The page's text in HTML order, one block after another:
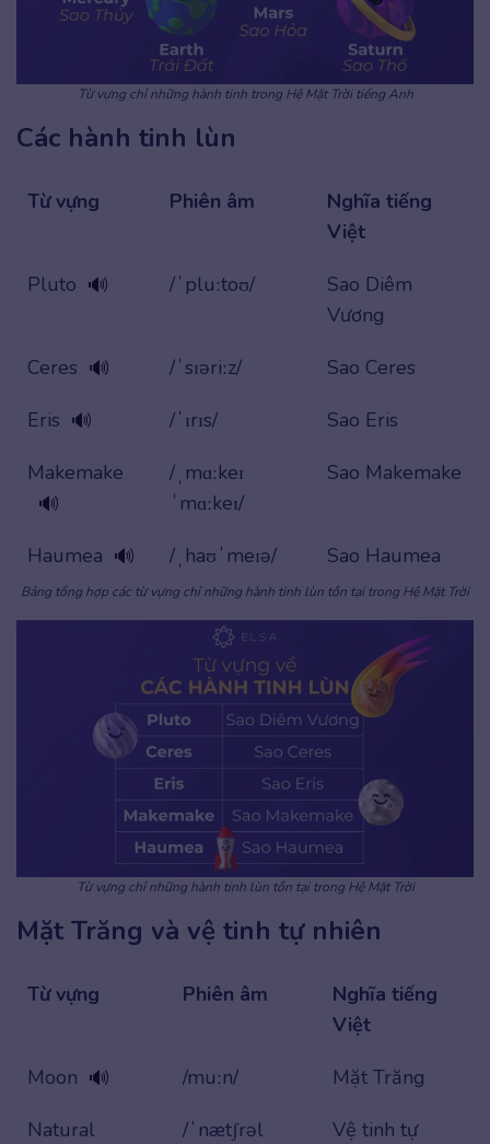
Từ vựng chỉ những hành tinh trong Hệ Mặt Trời tiếng Anh
Các hành tinh lùn
Từ vựng Phiên âm
Nghĩa tiếng
Việt
Pluto 🔊 /ˈpluːtoʊ/
Sao Diêm
Vương
Ceres 🔊 /ˈsɪəriːz/
Sao Ceres
Eris 🔊 /ˈɪrɪs/
Sao Eris
Makemake
🔊
/ˌmɑːkeɪ
ˈmɑːkeɪ/
Sao Makemake
Haumea 🔊 /ˌhaʊˈmeɪə/ Sao Haumea
Bảng tổng hợp các từ vựng chỉ những hành tinh lùn tồn tại trong Hệ Mặt Trời
Từ vựng chỉ những hành tinh lùn tồn tại trong Hệ Mặt Trời
Mặt Trăng và vệ tinh tự nhiên
Từ vựng Phiên âm
Nghĩa tiếng
Việt
Moon 🔊 /muːn/
Mặt Trăng
Natural
/ˈnætʃrəl
Vệ tinh tự